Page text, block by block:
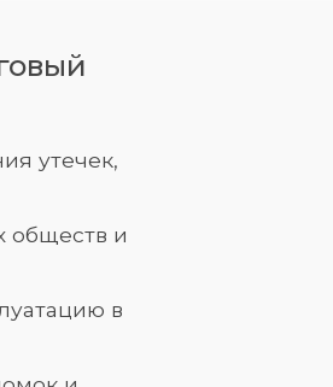
утечек,
обществ и
в